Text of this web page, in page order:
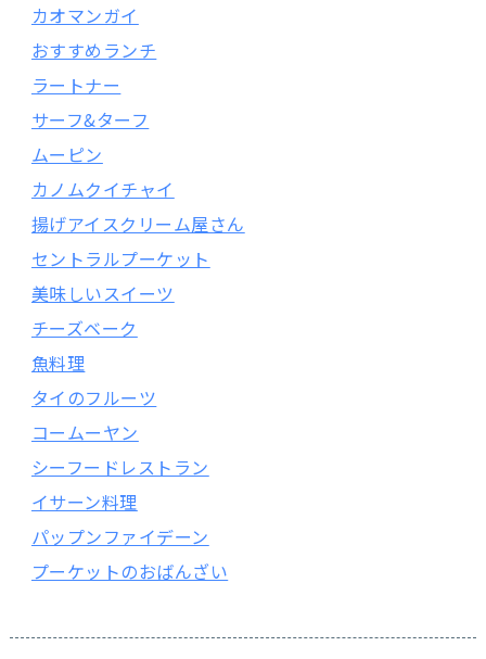
カオマンガイ
おすすめランチ
ラートナー
サーフ&ターフ
ムーピン
カノムクイチャイ
揚げアイスクリーム屋さん
セントラルプーケット
美味しいスイーツ
チーズベーク
魚料理
タイのフルーツ
コームーヤン
シーフードレストラン
イサーン料理
パップンファイデーン
プーケットのおばんざい